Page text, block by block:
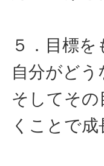
５．目標を
自分がど
そしてそ
くことで